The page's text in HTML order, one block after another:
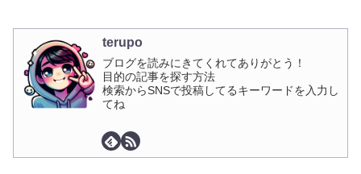
terupo
ブログを読みにきてくれてありがとう！
目的の記事を探す方法
検索からSNSで投稿してるキーワードを入力し
てね